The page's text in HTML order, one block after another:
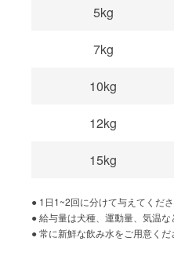
5kg
7kg
10kg
12kg
15kg
1日1~2回に分けて与えてくださ
給与量は犬種、運動量、気温な
常に新鮮な飲み水をご用意くだ